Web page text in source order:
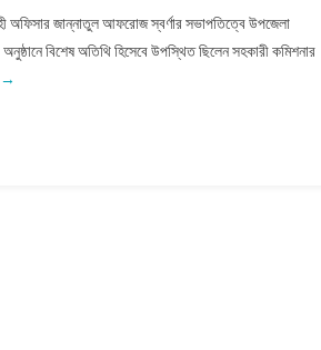
জান্নাতুল আফরোজ স্বর্ণার সভাপতিত্বে উপজেলা
বিশেষ অতিথি হিসেবে উপস্থিত ছিলেন সহকারী কমিশনার
→